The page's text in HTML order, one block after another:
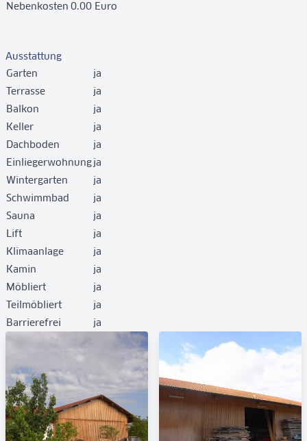
Nebenkosten 0.00 Euro
Ausstattung
Garten
ja
Terrasse
ja
Balkon
ja
Keller
ja
Dachboden
ja
Einliegerwohnungja
Wintergarten
ja
Schwimmbad
ja
Sauna
ja
Lift
ja
Klimaanlage
ja
Kamin
ja
Möbliert
ja
Teilmöbliert
ja
Barrierefrei
ja